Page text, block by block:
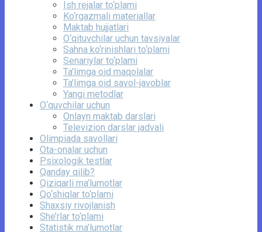
Ish rejalar to‘plami
Ko‘rgazmali materiallar
Maktab hujjatlari
O‘qituvchilar uchun tavsiyalar
Sahna ko‘rinishlari to‘plami
Senariylar to‘plami
Ta’limga oid maqolalar
Ta’limga oid savol-javoblar
Yangi metodlar
O‘quvchilar uchun
Onlayn maktab darslari
Televizion darslar jadvali
Olimpiada savollari
Ota-onalar uchun
Psixologik testlar
Qanday qilib?
Qiziqarli ma’lumotlar
Qo‘shiqlar to‘plami
Shaxsiy rivojlanish
She’rlar to‘plami
Statistik ma’lumotlar